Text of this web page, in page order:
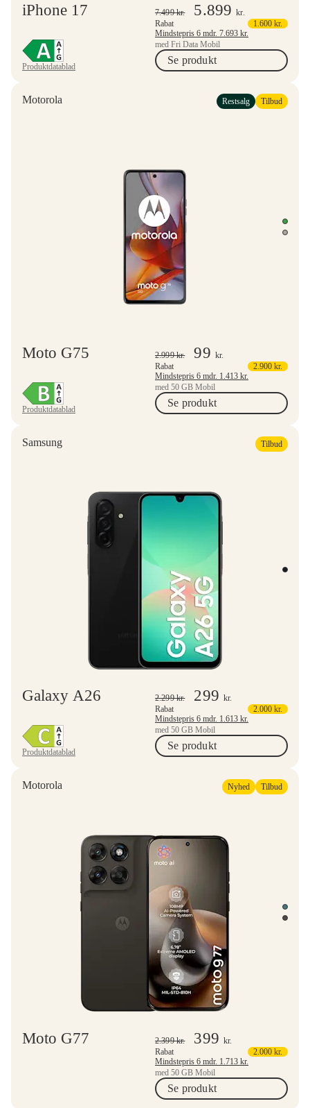
iPhone 17
Produktdatablad
7.499kr. 5.899kr.
Rabat
1.600 kr.
Mindstepris 6 mdr. 7.693 kr.
med Fri Data Mobil
Se produkt
Motorola Restsalg Tilbud
Moto G75
Produktdatablad
2.999kr. 99 kr.
Rabat
2.900 kr.
Mindstepris 6 mdr. 1.413 kr.
med 50 GB Mobil
Se produkt
Samsung Tilbud
Galaxy A26
Produktdatablad
2.299kr. 299 kr.
Rabat
2.000 kr.
Mindstepris 6 mdr. 1.613 kr.
med 50 GB Mobil
Se produkt
Motorola Nyhed Tilbud
Moto G77 2.399kr. 399 kr.
Rabat
2.000 kr.
Mindstepris 6 mdr. 1.713 kr.
med 50 GB Mobil
Se produkt